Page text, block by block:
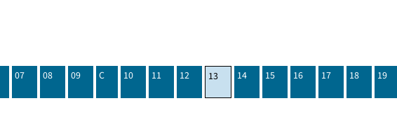
07 08 09 C 10 11 12 13 14 15 16 17 18 19